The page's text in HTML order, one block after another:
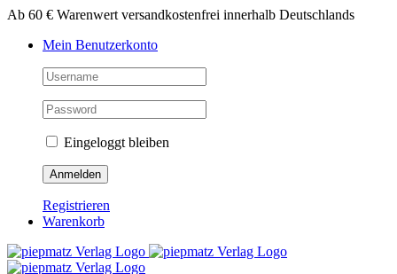
Zum
springen
Ab 60 € Warenwert versandkostenfrei innerhalb Deutschlands
Mein Benutzerkonto
Eingeloggt bleiben
Registrieren
Warenkorb